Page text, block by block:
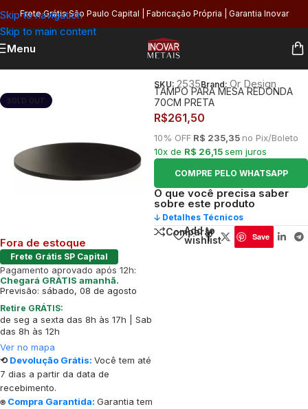
Skip to navigation
Skip to main content
Frete Grátis São Paulo Capital | Fabricação Própria | Garantia Inovar
Menu
SOLD OUT
Fora de estoque
Frete Grátis SP Capital
Pagamento aprovado após 12h:
Chegará GRÁTIS amanhã.
Previsão: sábado, 08 de agosto
Retire GRÁTIS:
de seg a sexta das 8h às 17h | Sab
das 8h às 12h
Ver no mapa
⟲ Devolução Grátis: Você tem até
7 dias a partir da data de
recebimento.
⍟ Compra Garantida: Garantia tem
SKU: 2535Brand: Or Design
TAMPO PARA MESA REDONDA
70CM PRETA
R$261,50
10% OFF R$ 235,35 no Pix/Boleto
10x de R$ 26,15sem juros
COMPRE PELO WHATSAPP
O que você precisa saber
sobre este produto
🡣 Detalhes Técnicos
Comparar
Add to
wishlist
Save